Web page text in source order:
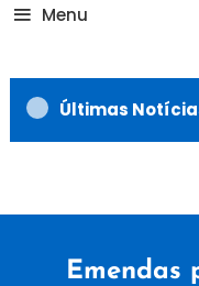
Menu
Últimas
Emendas